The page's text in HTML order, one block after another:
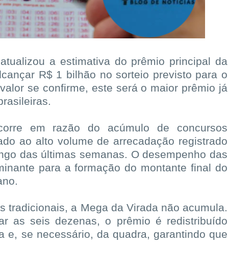
a estimativa do prêmio principal da
R$ 1 bilhão no sorteio previsto para o
se confirme, este será o maior prêmio já
em razão do acúmulo de concursos
ao alto volume de arrecadação registrado
das últimas semanas. O desempenho das
para a formação do montante final do
tradicionais, a Mega da Virada não acumula.
as seis dezenas, o prêmio é redistribuído
e, se necessário, da quadra, garantindo que